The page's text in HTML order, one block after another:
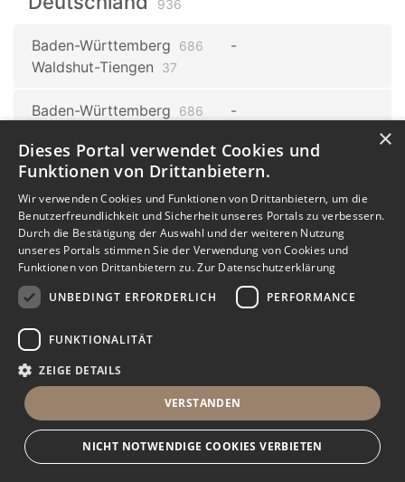
936
Baden-Württemberg 686
Waldshut-Tiengen 37
Baden-Württemberg 686
Wolpertswende
Mochenwangen 1
Baden-Württemberg 686
Horb am Neckar 3
Baden-Württemberg
Stuttgart 17
Stuttgart
Stuttgart Büsnau 1
Kräherwald
Stuttgart Gaisburg
×
Dieses Portal verwendet Cookies und
Funktionen von Drittanbietern.
Wir verwenden Cookies und Funktionen von Drittanbietern, um die
Benutzerfreundlichkeit und Sicherheit unseres Portals zu verbessern.
Durch die Bestätigung der Auswahl und der weiteren Nutzung
unseres Portals stimmen Sie der Verwendung von Cookies und
Funktionen von Drittanbietern zu.Zur Datenschutzerklärung
UNBEDINGT ERFORDERLICH
PERFORMANCE
FUNKTIONALITÄT
ZEIGE DETAILS
VERSTANDEN
NICHT NOTWENDIGE COOKIES VERBIETEN